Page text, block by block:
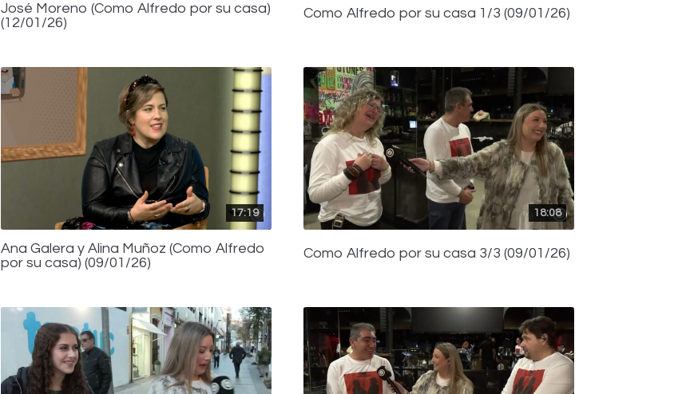
José Moreno (Como Alfredo por su casa)
(12/01/26)
Como Alfredo por su casa 1/3 (09/01/26)
17:19
Ana Galera y Alina Muñoz (Como Alfredo
por su casa) (09/01/26)
18:08
Como Alfredo por su casa 3/3 (09/01/26)